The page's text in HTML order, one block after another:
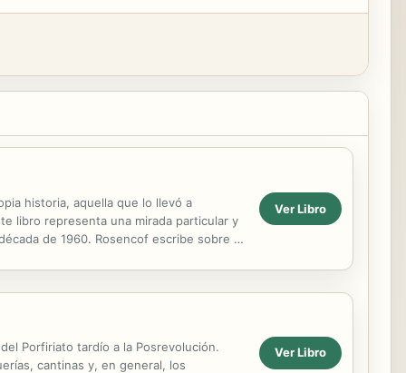
historia, aquella que lo llevó a
libro representa una mirada particular y
de 1960. Rosencof escribe sobre lo
Ver Libro
Porfiriato tardío a la Posrevolución.
cantinas y, en general, los
Ver Libro